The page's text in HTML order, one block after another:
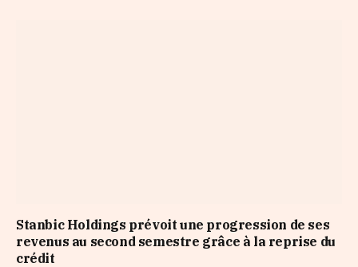
Stanbic Holdings prévoit une progression de ses
revenus au second semestre grâce à la reprise du
crédit